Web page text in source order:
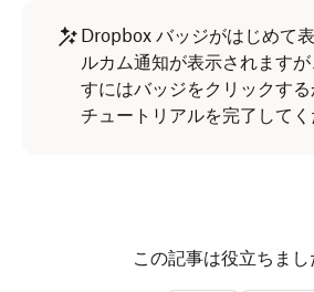
Dropbox バッジがはじめて
ルカム通知が表示されます
すにはバッジをクリックす
チュートリアルを完了してく
この記事は役立ちまし